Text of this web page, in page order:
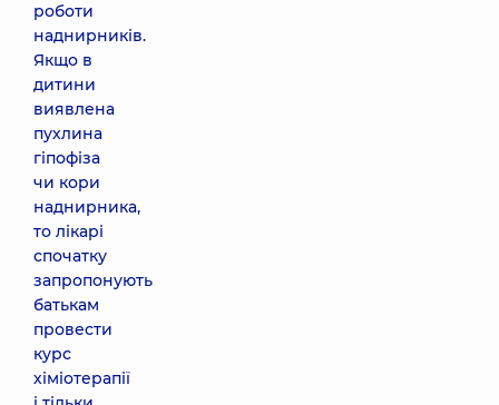
роботи
наднирників.
Якщо в
дитини
виявлена
пухлина
гіпофіза
чи кори
наднирника,
то лікарі
спочатку
запропонують
батькам
провести
курс
хіміотерапії